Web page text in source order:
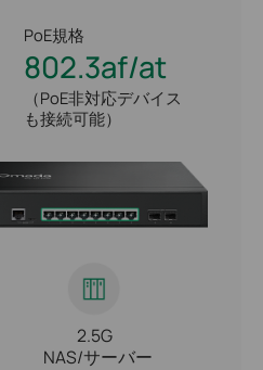
PoE規格
802.3af/at
（PoE非対応デバイス
も接続可能）
2.5G
NAS/サーバー